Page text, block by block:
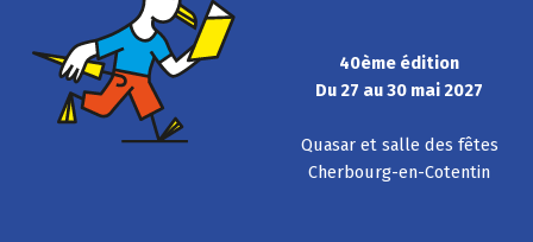
40ème édition
Du 27 au 30 mai 2027
Quasar et salle des fêtes
Cherbourg-en-Cotentin